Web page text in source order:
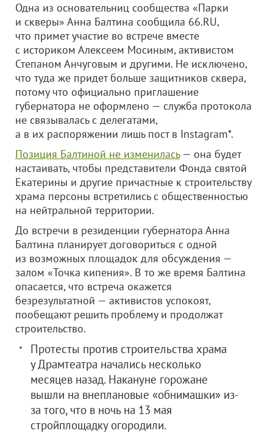
Одна из основательниц сообщества «Парки
и скверы» Анна Балтина сообщила 66.RU,
что примет участие во встрече вместе
с историком Алексеем Мосиным, активистом
Степаном Анчуговым и другими. Не исключено,
что туда же придет больше защитников сквера,
потому что официально приглашение
губернатора не оформлено — служба протокола
не связывалась с делегатами,
а в их распоряжении лишь пост в Instagram*.
Позиция Балтиной не изменилась— она будет
настаивать, чтобы представители Фонда святой
Екатерины и другие причастные к строительству
храма персоны встретились с общественностью
на нейтральной территории.
До встречи в резиденции губернатора Анна
Балтина планирует договориться с одной
из возможных площадок для обсуждения —
залом «Точка кипения». В то же время Балтина
опасается, что встреча окажется
безрезультатной — активистов успокоят,
пообещают решить проблему и продолжат
строительство.
Протесты против строительства храма
у Драмтеатра начались несколько
месяцев назад. Накануне горожане
вышли на внеплановые «обнимашки» из-
за того, что в ночь на 13 мая
стройплощадку огородили.